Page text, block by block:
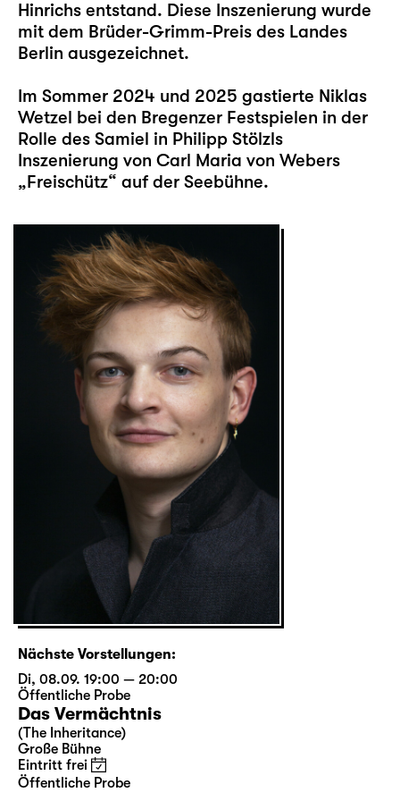
Hinrichs entstand. Diese Inszenierung wurde
mit dem Brüder-Grimm-Preis des Landes
Berlin ausgezeichnet.
Im Sommer 2024 und 2025 gastierte Niklas
Wetzel bei den Bregenzer Festspielen in der
Rolle des Samiel in Philipp Stölzls
Inszenierung von Carl Maria von Webers
„Freischütz“ auf der Seebühne.
Nächste Vorstellungen:
Di, 08.09. 19:00 — 20:00
Öffentliche Probe
Das Vermächtnis
(The Inheritance)
Große Bühne
Eintritt frei
Öffentliche Probe